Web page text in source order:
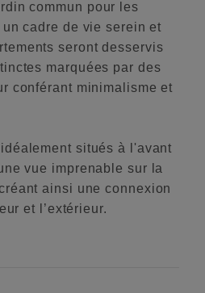
commun pour les
cadre de vie serein et
seront desservis
marquées par des
conférant minimalisme et
situés à l'avant
vue imprenable sur la
ainsi une connexion
et l’extérieur.